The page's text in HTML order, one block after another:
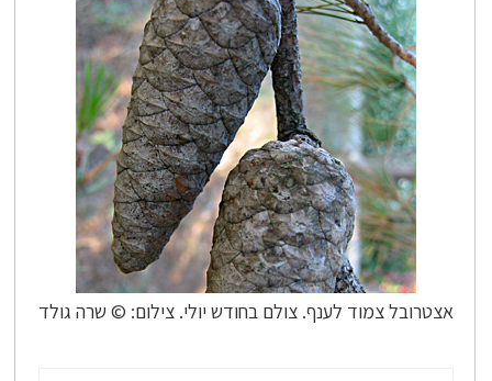
אצטרובל צמוד לענף. צולם בחודש יולי. צילום: © שרה גולד